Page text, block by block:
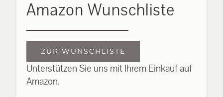
Amazon Wunschliste
ZUR WUNSCHLISTE
Unterstützen Sie uns mit Ihrem Einkauf auf
Amazon.